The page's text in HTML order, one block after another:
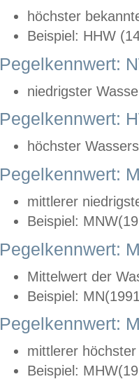
höchster
Beispiel: HHW
Pegelkennwert:
niedrigster
Pegelkennwert:
höchster
Pegelkennwert:
mittlerer
Beispiel:
Pegelkennwert:
Mittelwert der
Beispiel:
Pegelkennwert:
mittlerer
Beispiel: